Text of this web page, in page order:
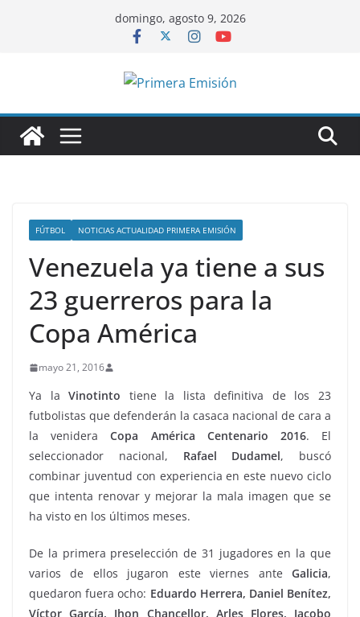
domingo, agosto 9, 2026
FÚTBOL NOTICIAS ACTUALIDAD PRIMERA EMISIÓN
Venezuela ya tiene a sus
23 guerreros para la
Copa América
mayo 21, 2016
Ya laVinotinto tiene la lista definitiva de los 23
futbolistas que defenderán la casaca nacional de cara a
la venideraCopa América Centenario 2016. El
seleccionador nacional, Rafael Dudamel, buscó
combinar juventud con experiencia en este nuevo ciclo
que intenta renovar y mejorar la mala imagen que se
ha visto en los últimos meses.
De la primera preselección de 31 jugadores en la que
varios de ellos jugaron este viernes ante Galicia,
quedaron fuera ocho: Eduardo Herrera, Daniel Benítez,
Víctor García, Jhon Chancellor, Arles Flores, Jacobo